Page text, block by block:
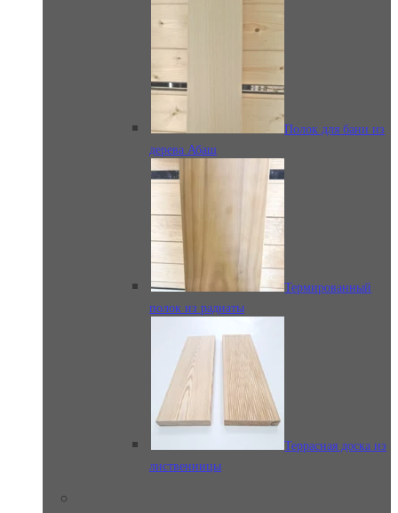
Полок для бани из
дерева Абаш
Термированный
полок из радиаты
Террасная доска из
лиственницы